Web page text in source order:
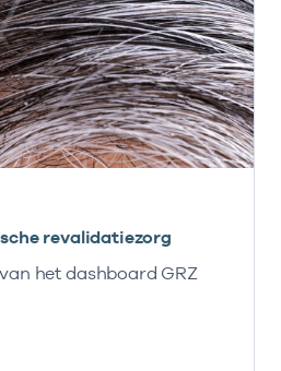
revalidatiezorg
het dashboard GRZ